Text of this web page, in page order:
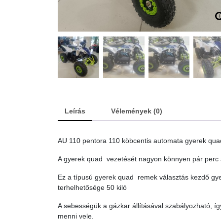
Leírás Vélemények (0)
AU 110 pentora 110 köbcentis automata gyerek
A gyerek quad vezetését nagyon könnyen pár perc
Ez a típusú gyerek quad remek választás kezdő
terhelhetősége 50 kiló
A sebességük a gázkar állításával szabályozható,
menni vele.